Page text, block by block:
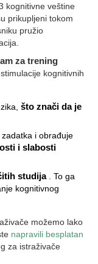
kognitivne veštine
prikupljeni tokom
pružio
za trening
kognitivnih
što znači da je
i obrađuje
i slabosti
studija
. To ga
kognitivnog
možemo lako
napravili besplatan
za istraživače